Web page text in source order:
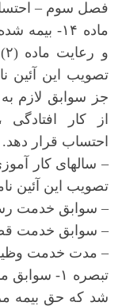
فصل سوم –
تصویب این آئین
جز سوابق لازم
از کار
احتساب قرار دهد.
– سالهای کار
تصویب این آئین
– سوابق خدمت
– سوابق خدمت
– مدت خدمت
تبصره ۱-
شد که حق بیمه